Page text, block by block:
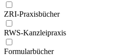
ZRI-Praxisbücher
RWS-Kanzleipraxis
Formularbücher